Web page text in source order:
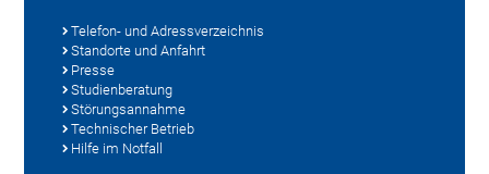
Telefon- und Adressverzeichnis
Standorte und Anfahrt
Presse
Studienberatung
Störungsannahme
Technischer Betrieb
Hilfe im Notfall